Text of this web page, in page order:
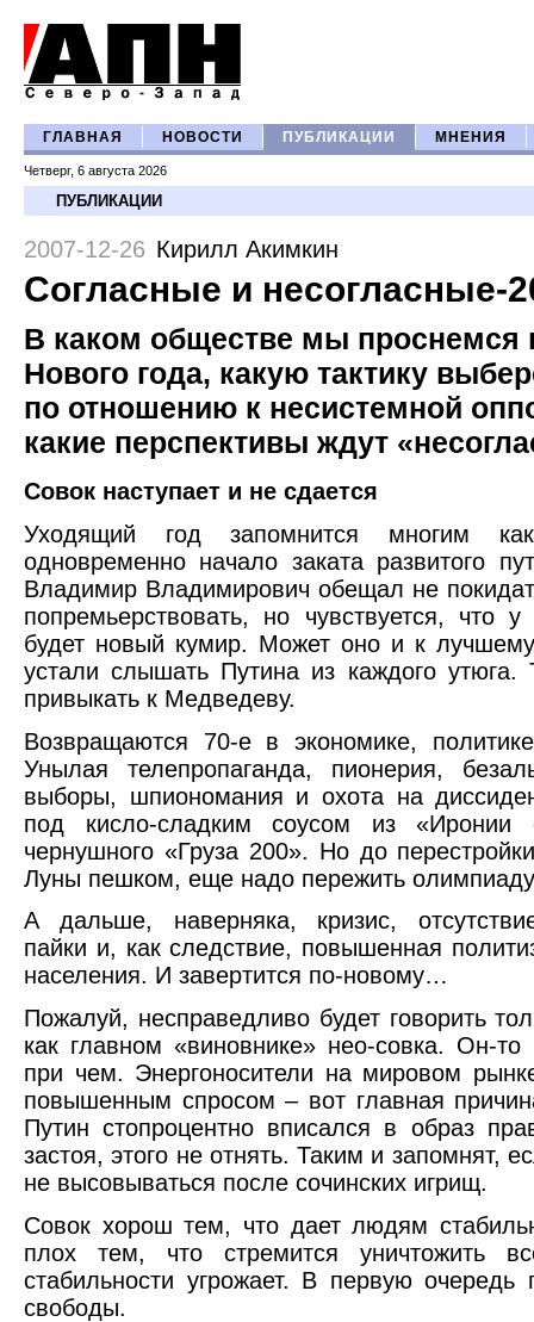
ГЛАВНАЯ НОВОСТИ ПУБЛИКАЦИИ МНЕНИЯ
Четверг, 6 августа 2026
ПУБЛИКАЦИИ
2007-12-26 Кирилл Акимкин
Согласные и несогласные-
В каком обществе мы проснемся
Нового года, какую тактику
по отношению к несистемной
какие перспективы ждут
Совок наступает и не сдается
Уходящий год запомнится многим
одновременно начало заката развитого
Владимир Владимирович обещал не
попремьерствовать, но чувствуется, что
будет новый кумир. Может оно и к
устали слышать Путина из каждого утюга.
привыкать к Медведеву.
Возвращаются 70-е в экономике,
Унылая телепропаганда, пионерия,
выборы, шпиономания и охота на
под кисло-сладким соусом из «Иронии
чернушного «Груза 200». Но до
Луны пешком, еще надо пережить
А дальше, наверняка, кризис,
пайки и, как следствие, повышенная
населения. И завертится по-новому…
Пожалуй, несправедливо будет говорить
как главном «виновнике» нео-совка. Он-
при чем. Энергоносители на мировом
повышенным спросом – вот главная
Путин стопроцентно вписался в образ
застоя, этого не отнять. Таким и запомнят,
не высовываться после сочинских игрищ.
Совок хорош тем, что дает людям
плох тем, что стремится уничтожить
стабильности угрожает. В первую очередь
свободы.